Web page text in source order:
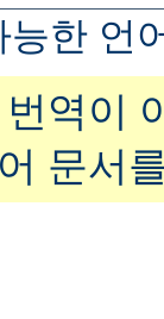
능한 언
역이
문서